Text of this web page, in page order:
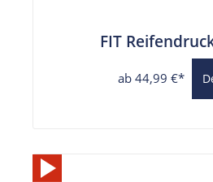
FIT
ab 44,99 €*